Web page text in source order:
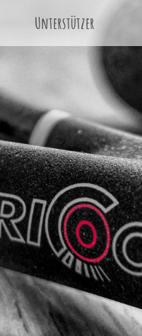
Unterstützer